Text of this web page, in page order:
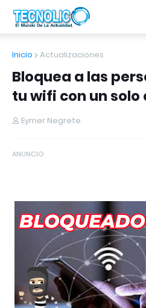
Inicio Actualizaciones
Bloquea a las
tu wifi con un solo
Eymer Negrete
ANUNCIO